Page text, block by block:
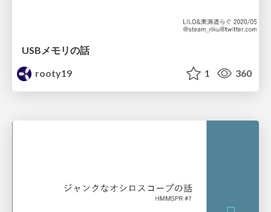
USBメモリの話
rooty19
1 360